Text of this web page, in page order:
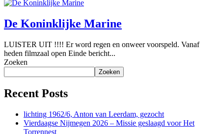
De Koninklijke Marine
LUISTER UIT !!!! Er word regen en onweer voorspeld. Vanaf
heden filmzaal open Einde bericht...
Zoeken
Zoeken
Recent Posts
lichting 1962/6, Anton van Leerdam, gezocht
Vierdaagse Nijmegen 2026 – Missie geslaagd voor Het
Torrennest